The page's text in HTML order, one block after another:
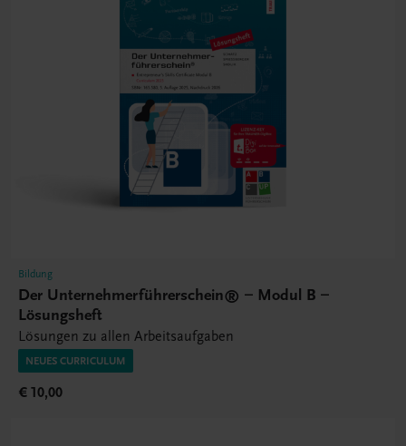
Bildung
Der Unternehmerführerschein® – Modul B –
Lösungsheft
Lösungen zu allen Arbeitsaufgaben
NEUES CURRICULUM
€ 10,00